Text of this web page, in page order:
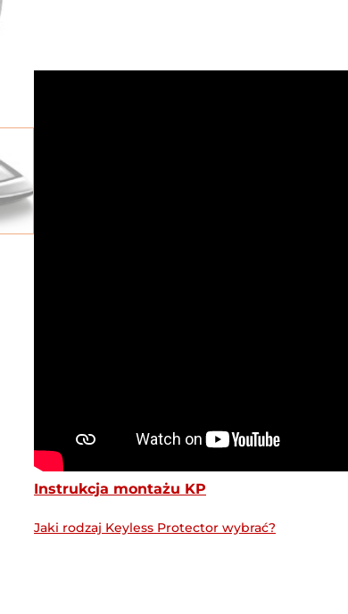
Instrukcja montażu KP
Jaki rodzaj Keyless Protector wybrać?